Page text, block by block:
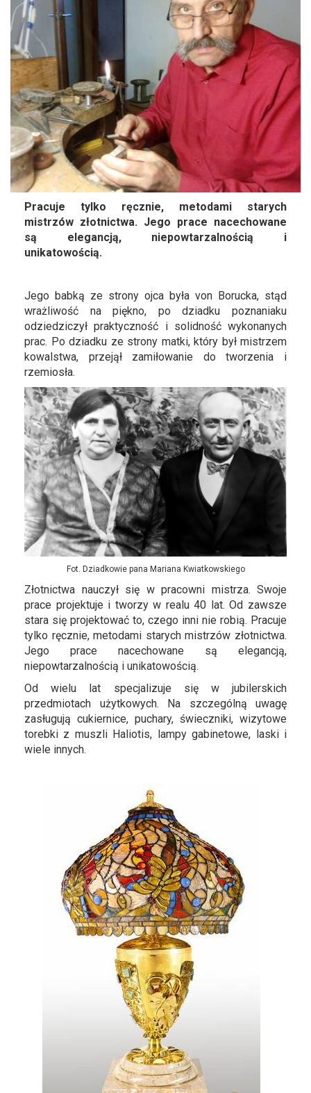
Pracuje tylko ręcznie, metodami starych
mistrzów złotnictwa. Jego prace nacechowane
są elegancją, niepowtarzalnością i
unikatowością.
Jego babką ze strony ojca była von Borucka, stąd
wrażliwość na piękno, po dziadku poznaniaku
odziedziczył praktyczność i solidność wykonanych
prac. Po dziadku ze strony matki, który był mistrzem
kowalstwa, przejął zamiłowanie do tworzenia i
rzemiosła.
Fot. Dziadkowie pana Mariana Kwiatkowskiego
Złotnictwa nauczył się w pracowni mistrza. Swoje
prace projektuje i tworzy w realu 40 lat. Od zawsze
stara się projektować to, czego inni nie robią. Pracuje
tylko ręcznie, metodami starych mistrzów złotnictwa.
Jego prace nacechowane są elegancją,
niepowtarzalnością i unikatowością.
Od wielu lat specjalizuje się w jubilerskich
przedmiotach użytkowych. Na szczególną uwagę
zasługują cukiernice, puchary, świeczniki, wizytowe
torebki z muszli Haliotis, lampy gabinetowe, laski i
wiele innych.